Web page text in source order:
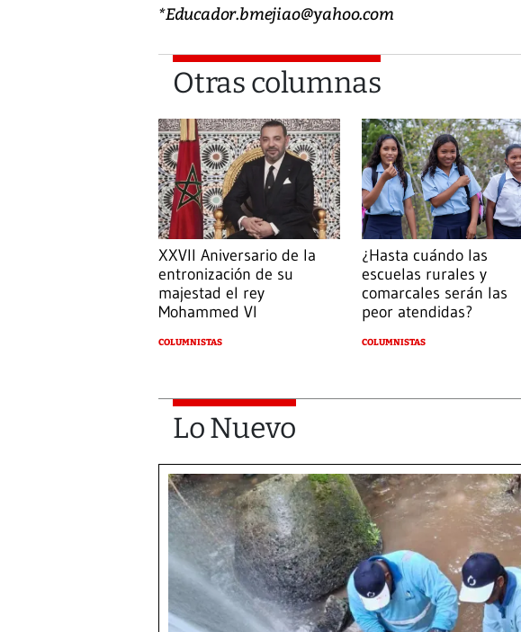
*Educador.bmejiao@yahoo.com
Otras columnas
XXVII Aniversario de la
entronización de su
majestad el rey
Mohammed VI
COLUMNISTAS
¿Hasta cuándo las
escuelas rurales y
comarcales serán las
peor atendidas?
COLUMNISTAS
Lo Nuevo